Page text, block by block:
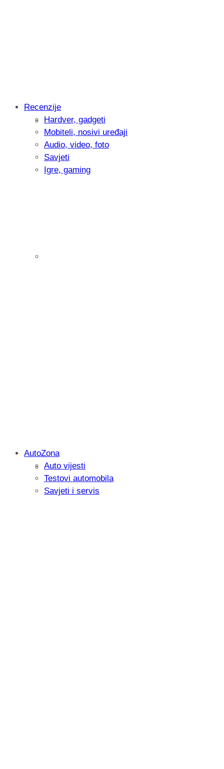
Intervju: Goran Jović, fotograf -
Recenzije
Hardver, gadgeti
Mobiteli, nosivi uređaji
Audio, video, foto
Savjeti
Igre, gaming
Savjetujemo: Što učiniti kada vaš
AutoZona
Auto vijesti
Testovi automobila
Savjeti i servis